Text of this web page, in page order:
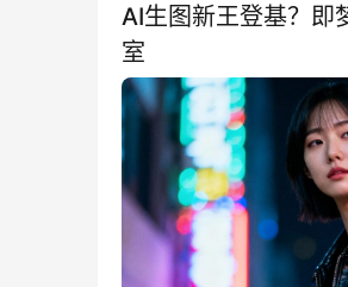
AI生图新王登基？
室